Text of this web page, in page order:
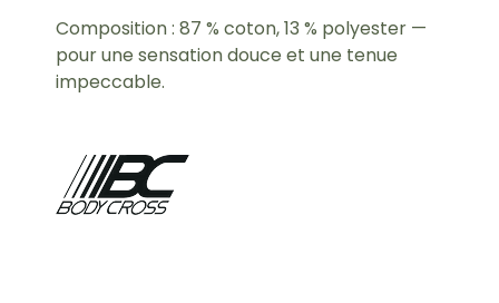
Composition : 87 % coton, 13 % polyester —
pour une sensation douce et une tenue
impeccable.